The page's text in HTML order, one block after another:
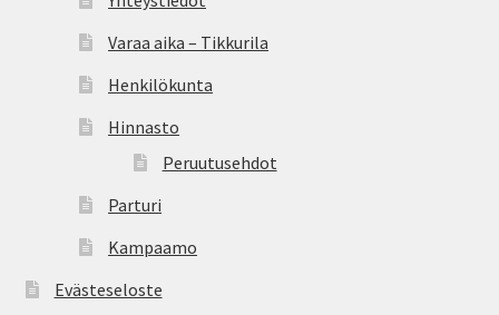
Varaa aika – Tikkurila
Henkilökunta
Hinnasto
Peruutusehdot
Parturi
Kampaamo
Evästeseloste